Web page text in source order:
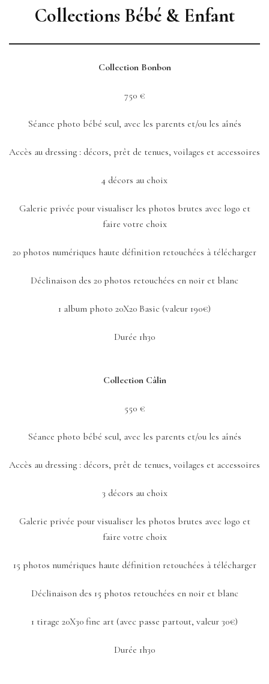
Collections Bébé & Enfant
Collection Bonbon
750 €
Séance photo bébé seul, avec les parents et/ou les aînés
Accès au dressing : décors, prêt de tenues, voilages et accessoires
4 décors au choix
Galerie privée pour visualiser les photos brutes avec logo et
faire votre choix
20 photos numériques haute définition retouchées à télécharger
Déclinaison des 20 photos retouchées en noir et blanc
1 album photo 20X20 Basic (valeur 190€)
Durée 1h30
Collection Câlin
550 €
Séance photo bébé seul, avec les parents et/ou les aînés
Accès au dressing : décors, prêt de tenues, voilages et accessoires
3 décors au choix
Galerie privée pour visualiser les photos brutes avec logo et
faire votre choix
15 photos numériques haute définition retouchées à télécharger
Déclinaison des 15 photos retouchées en noir et blanc
1 tirage 20X30 fine art (avec passe partout, valeur 30€)
Durée 1h30